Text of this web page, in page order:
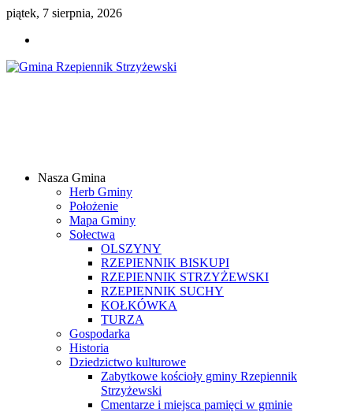
piątek, 7 sierpnia, 2026
Samorządowy
Internetowy
Nasza Gmina
Herb Gminy
Położenie
Mapa Gminy
Sołectwa
OLSZYNY
RZEPIENNIK BISKUPI
RZEPIENNIK STRZYŻEWSKI
RZEPIENNIK SUCHY
KOŁKÓWKA
TURZA
Gospodarka
Historia
Dziedzictwo kulturowe
Zabytkowe kościoły gminy Rzepiennik
Strzyżewski
Cmentarze i miejsca pamięci w gminie